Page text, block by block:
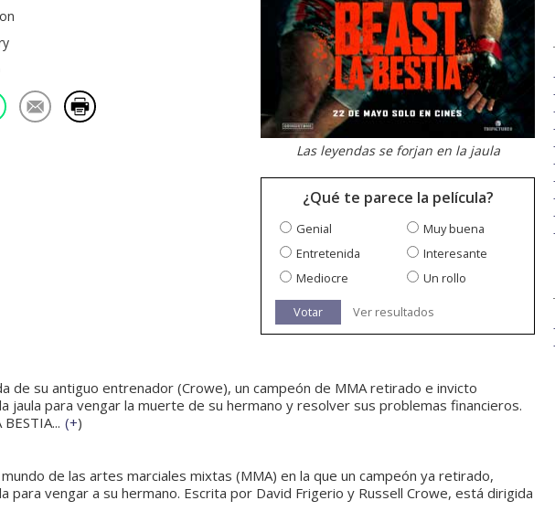
Las leyendas se forjan en la jaula
¿Qué te parece la película?
Genial
Muy buena
Entretenida
Interesante
Mediocre
Un rollo
Votar Ver resultados
de su antiguo entrenador (Crowe), un campeón de MMA retirado e invicto
jaula para vengar la muerte de su hermano y resolver sus problemas financieros.
(+)
de las artes marciales mixtas (MMA) en la que un campeón ya retirado,
para vengar a su hermano. Escrita por David Frigerio y Russell Crowe, está dirigida